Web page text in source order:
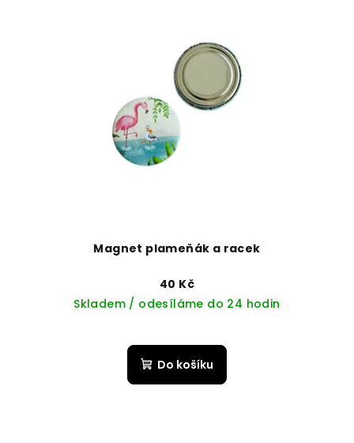
Magnet plameňák a racek
40 Kč
Skladem / odesíláme do 24 hodin
Do košíku